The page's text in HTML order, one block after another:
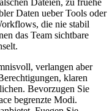
ler Daten ueber Tools oder
orkflows, die nie stabil
en das Team sichtbare
selt.
nisvoll, verlangen aber
erechtigungen, klaren
lichen. Bevorzugen Sie
ce begrenzte Modi.